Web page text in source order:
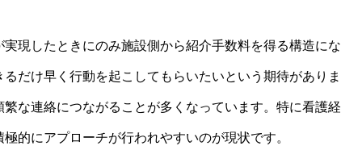
現したときにのみ施設側から紹介手数料を得る構造にな
だけ早く行動を起こしてもらいたいという期待がありま
な連絡につながることが多くなっています。特に看護経
的にアプローチが行われやすいのが現状です。